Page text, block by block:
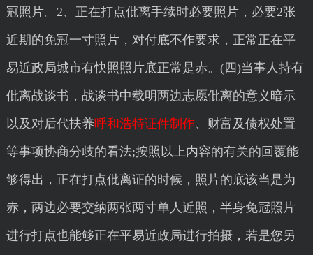
冠照片。2、正在打点仳离手续时必要照片，必要2张
近期的免冠一寸照片，对付底不作要求，正常正在平
易近政局城市有快照照片底正常是赤。(四)当事人持有
仳离战谈书，战谈书中载明两边志愿仳离的意义暗示
以及对后代扶养呼和浩特证件制作、财富及债权处置
等事项协商分歧的看法;按照以上内容的有关的回覆能
够得出，正在打点仳离证的时候，照片的底该当是为
赤，两边必要交纳两张两寸单人近照，半身免冠照片
进行打点也能够正在平易近政局进行拍摄，若是您另